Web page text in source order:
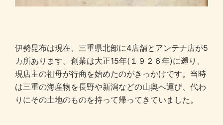
伊勢昆布は現在、三重県北部に4店舗とアンテナ店が5
カ所あります。創業は大正15年(１９２６年)に遡り、
現店主の祖母が行商を始めたのがきっかけです。当時
は三重の海産物を長野や新潟などの山奥へ運び、代わ
りにその土地のものを持って帰ってきていました。